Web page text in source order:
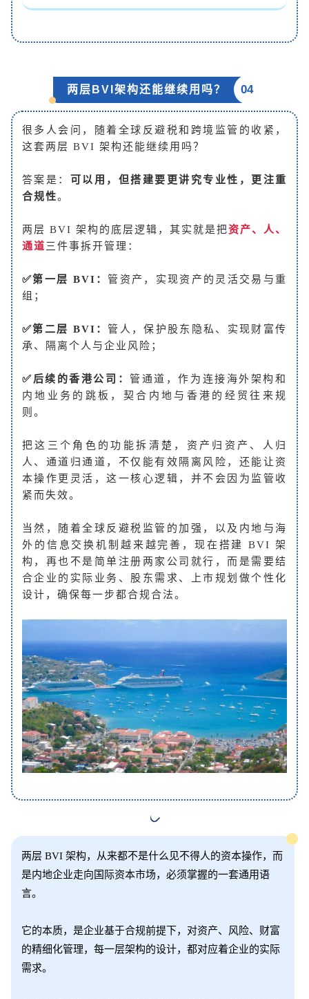
两层BVI架构还能继续用吗？ 04
很多人会问，随着全球反避税和跨境监管的收紧，
这套两层 BVI 架构还能继续用吗？
答案是： 可以用，但搭建要更讲究专业性，更注重
合规性。
两层 BVI 架构的底层逻辑，其实就是把资产、人、
通道三件事拆开管理：
✅第一层 BVI：管资产，实现资产的灵活交易与重
组；
✅第二层 BVI：管人，保护股东隐私、实现财富传
承、隔离个人与企业风险；
✅后续的香港公司：管通道，作为连接海外架构和
内地业务的跳板，契合内地与香港的经贸往来规
则。
把这三个角色的功能拆清楚，资产归资产、人归
人、通道归通道，不仅能有效隔离风险，还能让资
本操作更灵活，这一核心逻辑，并不会因为监管收
紧而失效。
当然，随着全球反避税监管的加强，以及内地与海
外的信息交换机制越来越完善，现在搭建 BVI 架
构，再也不是简单注册两家公司就行，而是需要结
合企业的实际业务、股东需求、上市规划做个性化
设计，确保每一步都合规合法。
两层 BVI 架构，从来都不是什么见不得人的资本操作，而
是内地企业走向国际资本市场，必须掌握的一套通用语
言。
它的本质，是企业基于合规前提下，对资产、风险、财富
的精细化管理，每一层架构的设计，都对应着企业的实际
需求。